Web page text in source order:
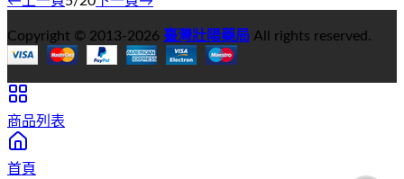
Copyright © 2013-2026 臺灣壯陽藥局 All rights reserved.
商品列表
首頁